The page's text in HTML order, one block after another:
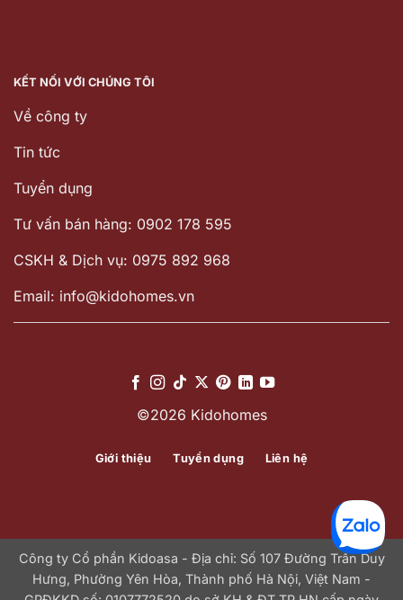
KẾT NỐI VỚI CHÚNG TÔI
Về công ty
Tin tức
Tuyển dụng
Tư vấn bán hàng: 0902 178 595
CSKH & Dịch vụ: 0975 892 968
Email: info@kidohomes.vn
©2026 Kidohomes
Giới thiệu Tuyển dụng Liên hệ
Công ty Cổ phần Kidoasa - Địa chỉ: Số 107 Đường Trần Duy
Hưng, Phường Yên Hòa, Thành phố Hà Nội, Việt Nam -